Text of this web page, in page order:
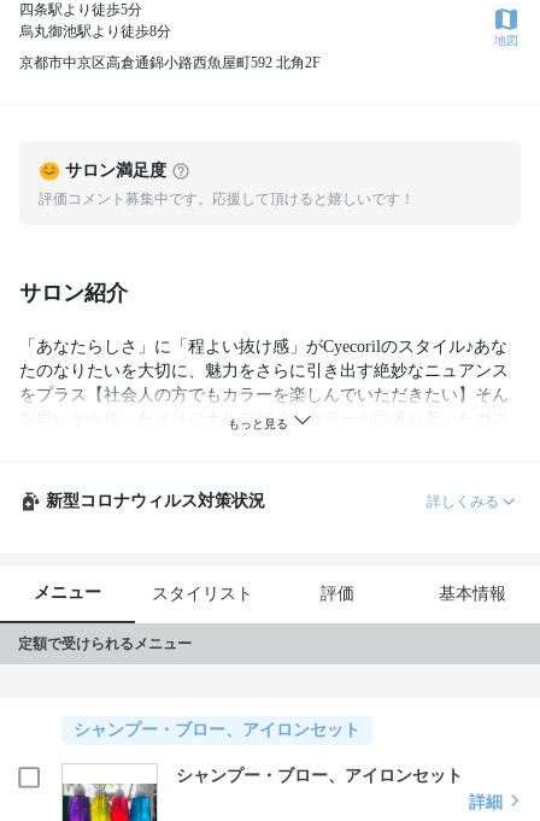
四条駅より徒歩5分
烏丸御池駅より徒歩8分
京都市中京区高倉通錦小路西魚屋町592 北角2F
地図
サロン満足度
評価コメント募集中です。応援して頂けると嬉しいです！
サロン紹介
「あなたらしさ」に「程よい抜け感」がCyecorilのスタイル♪あな
たのなりたいを大切に、魅力をさらに引き出す絶妙なニュアンス
をプラス【社会人の方でもカラーを楽しんでいただきたい】そん
な思いから作ったオリジナルデザインカラーが◎落ち着いたカフ
新型コロナウィルス対策状況 詳しくみる
メニュー スタイリスト 評価 基本情報
定額で受けられるメニュー
シャンプー・ブロー、アイロンセット
シャンプー・ブロー、アイロンセット
詳細